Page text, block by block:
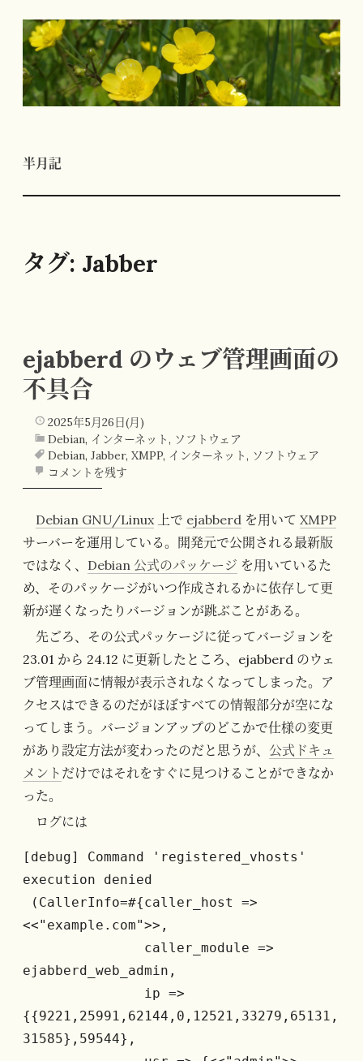
コ
ン
テ
ン
ス
半月記
タグ: Jabber
ejabberd のウェブ管理画面の
不具合
2025年5月26日(月)
Debian, インターネット , ソフトウェア
Debian, Jabber, XMPP, インターネット, ソフトウェア
コメントを残す
Debian GNU/Linux上で ejabberd を用いて XMPP
サーバーを運用している。開発元で公開される最新版
ではなく、 Debian 公式のパッケージ を用いているた
め、そのパッケージがいつ作成されるかに依存して更
新が遅くなったりバージョンが跳ぶことがある。
先ごろ、その公式パッケージに従ってバージョンを
23.01 から 24.12 に更新したところ、ejabberd のウェ
ブ管理画面に情報が表示されなくなってしまった。ア
クセスはできるのだがほぼすべての情報部分が空にな
ってしまう。バージョンアップのどこかで仕様の変更
があり設定方法が変わったのだと思うが、 公式ドキュ
メント だけではそれをすぐに見つけることができなか
った。
ログには
[debug] Command 'registered_vhosts'
execution denied
<<"example.com">>,
ejabberd_web_admin,
{{9221,25991,62144,0,12521,33279,65131,
31585},59544},